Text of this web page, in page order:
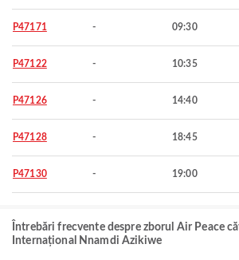
P47171 - 09:30
P47122 - 10:35
P47126 - 14:40
P47128 - 18:45
P47130 - 19:00
Întrebări frecvente despre zborul Air Peace
Internațional Nnamdi Azikiwe